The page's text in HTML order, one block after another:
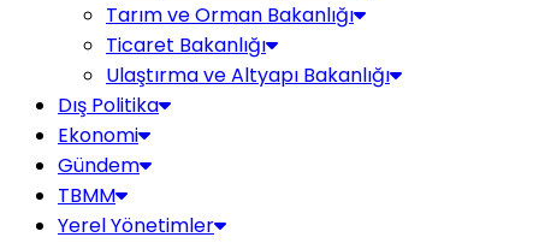
Tarım ve Orman Bakanlığı
Ticaret Bakanlığı
Ulaştırma ve Altyapı Bakanlığı
Dış Politika
Ekonomi
Gündem
TBMM
Yerel Yönetimler